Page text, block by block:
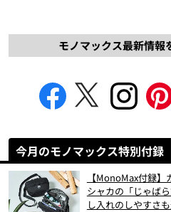
モノマックス最新情報
今月のモノマックス特別付録
【MonoMax付録
シャカの「じゃば
し入れのしやすさ